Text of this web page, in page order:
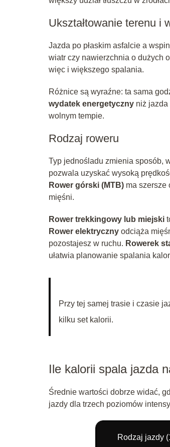
Ukształtowanie terenu i
Jazda po płaskim asfalcie a
wiatr czy nawierzchnia o dużych
więc i większego spalania.
Różnice są wyraźne: ta sama
wydatek energetyczny niż jazda
wolnym tempie.
Rodzaj roweru
Typ jednośladu zmienia sposób,
pozwala uzyskać wysoką
Rower górski (MTB) ma szersze
mięśni.
Rower trekkingowy lub miejski
Rower elektryczny odciąża
pozostajesz w ruchu. Rowerek
ułatwia planowanie spalania
Przy tej samej trasie i czasie
kilku set kalorii.
Ile kalorii spala jazda
Średnie wartości dobrze widać,
jazdy dla trzech poziomów
Rodzaj jazdy